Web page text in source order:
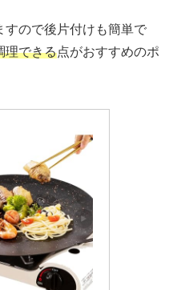
すので後片付けも簡単で
理できる点がおすすめのポ